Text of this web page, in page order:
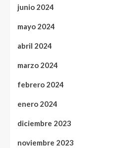
junio 2024
mayo 2024
abril 2024
marzo 2024
febrero 2024
enero 2024
diciembre 2023
noviembre 2023